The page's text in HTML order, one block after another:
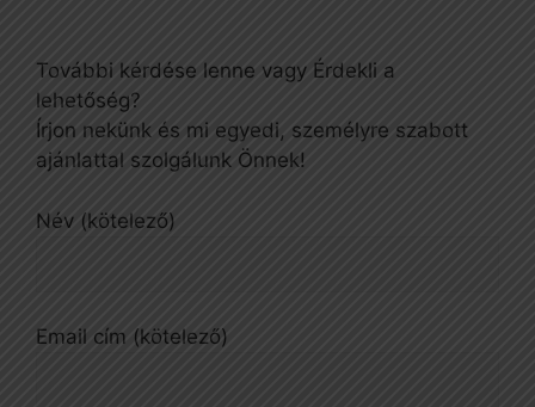
További kérdése lenne vagy Érdekli a
lehetőség?
Írjon nekünk és mi egyedi, személyre szabott
ajánlattal szolgálunk Önnek!
Név (kötelező)
Email cím (kötelező)